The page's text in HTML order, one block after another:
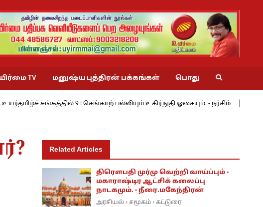
TV மனுஷ்ய புத்திரன் பக்கங்கள் பொது
சங்கத்தில் 9 : செங்காற் பல்லியும் உகிர்நுதி ஓசையும். - நர்சிம் மேற்கின்
Related Articles
திரெளபதி முர்மு வெற்றி வாய்ப்பும் -
மகாராஷ்டிர ஆட்சிக் கலைப்பு
நாடகமும். - நீரை.மகேந்திரன்
அரசியல் › சமூகம் › கட்டுரை